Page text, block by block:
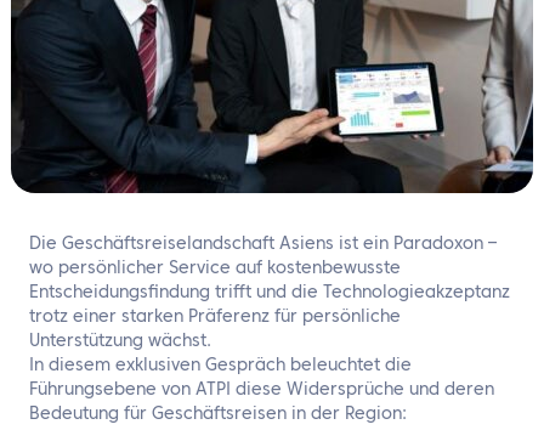
Kontaktieren Sie uns
Die Geschäftsreiselandschaft Asiens ist ein Paradoxon –
wo persönlicher Service auf kostenbewusste
Entscheidungsfindung trifft und die Technologieakzeptanz
trotz einer starken Präferenz für persönliche
Unterstützung wächst.
In diesem exklusiven Gespräch beleuchtet die
Führungsebene von ATPI diese Widersprüche und deren
Bedeutung für Geschäftsreisen in der Region: